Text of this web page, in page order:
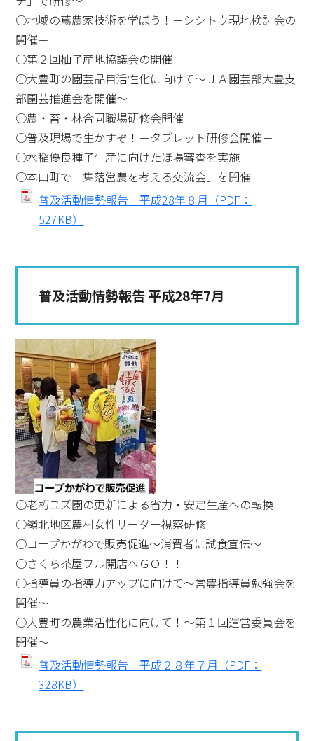
○地域の蔦農家技術を学ぼう！－シシトウ現地検討会の
開催－
○第２回柚子産地協議会の開催
○大豊町の園芸品目活性化に向けて～ＪＡ園芸部大豊支
部園芸推進会を開催～
○農・畜・林合同職場研修会開催
○普及現場で生かすぞ！－タブレット研修会開催－
○水稲優良種子生産に向けたほ場審査を実施
○本山町で「集落営農を考える交流会」を開催
普及活動情勢報告 平成28年８月（PDF：
527KB）
普及活動情勢報告 平成28年7月
○老朽ユズ園の更新による省力・安定生産への転換
○嶺北地区農村女性リーダー視察研修
○コープかがわで販売促進～消費者に試食宣伝～
○さくら茶屋フル開店へＧＯ！！
○指導員の指導力アップに向けて～営農指導員勉強会を
開催～
○大豊町の農業活性化に向けて！～第１回運営委員会を
開催～
普及活動情勢報告 平成２８年７月（PDF：
328KB）